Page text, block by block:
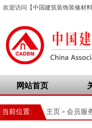
欢迎访问【中国建筑装饰装修材
网站首页
当前位置: 主页 > 会员服